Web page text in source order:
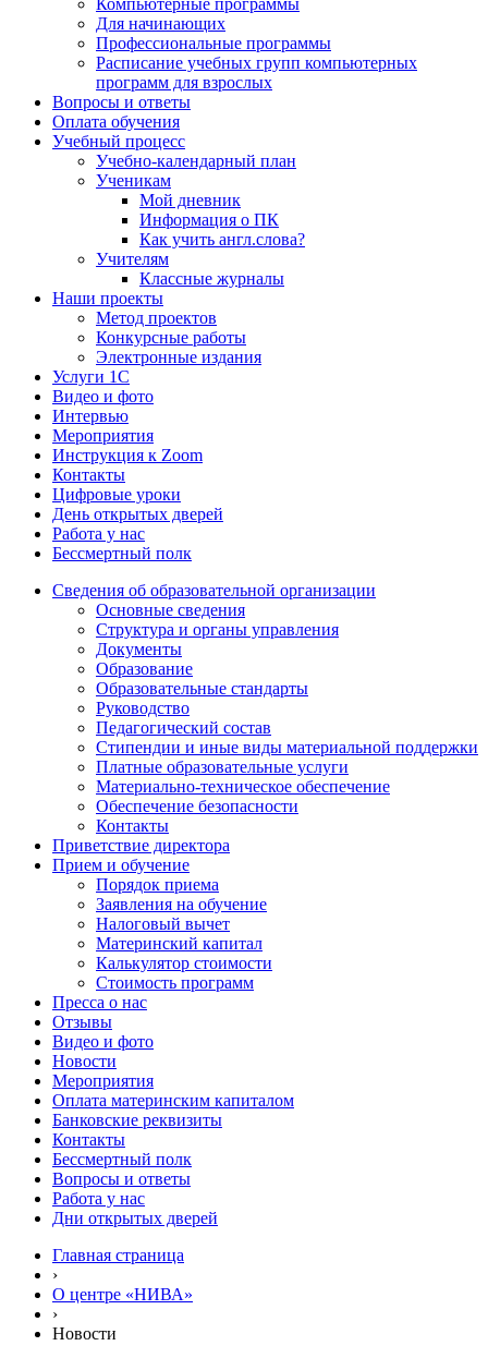
Для начинающих
Профессиональные программы
Расписание учебных групп компьютерных
программ для взрослых
Вопросы и ответы
Оплата обучения
Учебный процесс
Учебно-календарный план
Ученикам
Мой дневник
Информация о ПК
Как учить англ.слова?
Учителям
Классные журналы
Наши проекты
Метод проектов
Конкурсные работы
Электронные издания
Услуги 1C
Видео и фото
Интервью
Мероприятия
Инструкция к Zoom
Контакты
Цифровые уроки
День открытых дверей
Работа у нас
Бессмертный полк
Сведения об образовательной организации
Основные сведения
Структура и органы управления
Документы
Образование
Образовательные стандарты
Руководство
Педагогический состав
Стипендии и иные виды материальной поддержки
Платные образовательные услуги
Материально-техническое обеспечение
Обеспечение безопасности
Контакты
Приветствие директора
Прием и обучение
Порядок приема
Заявления на обучение
Налоговый вычет
Материнский капитал
Калькулятор стоимости
Стоимость программ
Пресса о нас
Отзывы
Видео и фото
Новости
Мероприятия
Оплата материнским капиталом
Банковские реквизиты
Контакты
Бессмертный полк
Вопросы и ответы
Работа у нас
Дни открытых дверей
Главная страница
›
О центре «НИВА»
›
Новости